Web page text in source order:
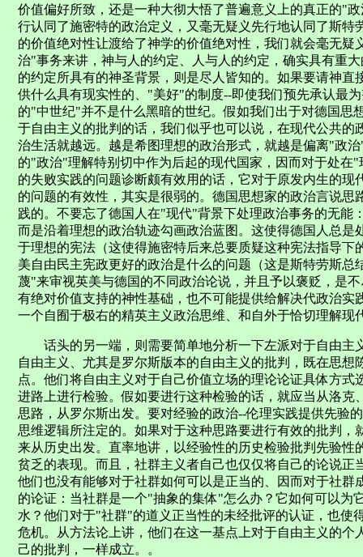
价值偏好所致，还是一种大彻大悟了普遍意义上的真正的"
行认同了施密特的政治定义，又毫无疑义先行地认同了斯
的价值绝对性让渡给了神学的价值绝对性，我们就会毫无
治"事务来讲，神与人的约定、人与人的约定，确实具有重
的约定所具有的神圣背景，则是尽人皆知的。如果要请神
供什么具有现实性的、"美好"的制度--即使我们预先承认最
的"中世纪"并不是什么黑暗的世纪。假如我们出于对德国思
于自由主义的批判的话，我们似乎也可以说，在现代公共
治生活就越远。越是希图理想的政治形式，就越是偏离"政
的"政治"理解特别切中作为后起的现代国家，因而对于处在
的失败实践的问题诊断颇有效用的话，它对于原发内生的
的问题的有效性，其实是很弱的。德国思想家的政治言说
践的。不要忘了德国人在"现代"背景下处理政治事务的无能
而是沿着理想的政治轨迹勾画政治蓝图。这使得德国人总是
于理想的宪法（这使得施密特后来总要质疑这种宪法指导
美自由民主宪政更好的政治是什么的问题（这是斯特劳斯
蔑"来审视英美与德国的不同政治论说，并且予以褒贬，是
有绝对价值支持的神性基础，也不可能提供给解决代政治
一个自囿于极右的精英主义政治思维、和自外于恰切理解现
话头的另一端，则需要简单地分析一下左派对于自由主
自由主义、尤其是罗尔斯版本的自由主义的批判，既在思
点。他们将自由主义对于自己价值立场的理论论证具体方
进路上进行检验。假如要进行这种检验的话，就应当从洛克
思路，从罗尔斯出发。要对经验的政治--伦理实践提供先验
思维逻辑所注定的。如果对于这种思路要进行有效的批判
来从历史出发。直率地讲，以经验性的历史检验批判先验
贫乏的表现。而且，社群主义者自己也仅仅将自己的论说
他们也没有能够对于社群如何可以是正当的、因而对于社
的论证：当社群是一个"抽象的集体"怎么办？它如何可以为
水？他们对于"社群"的道义正当性的未经批评的认证，也使
危机。从方法论上讲，他们在这一基点上对于自由主义的
己的批判，一样成立。。